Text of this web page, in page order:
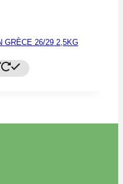
GRÈCE 26/29 2,5KG